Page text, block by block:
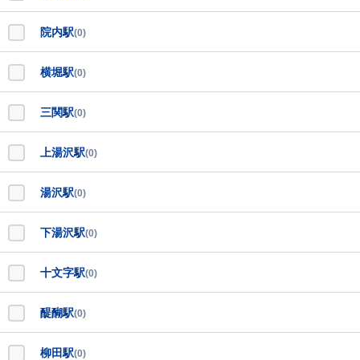
院内駅(0)
横堀駅(0)
三関駅(0)
上湯沢駅(0)
湯沢駅(0)
下湯沢駅(0)
十文字駅(0)
醍醐駅(0)
柳田駅(0)